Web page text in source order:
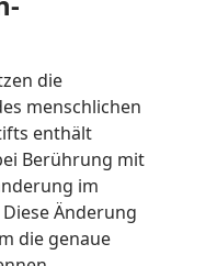
die
menschlichen
enthält
Berührung mit
im
Änderung
die genaue